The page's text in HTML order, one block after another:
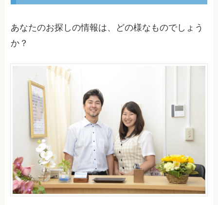
あなたのお探しの情報は、どの様なものでしょう
か？